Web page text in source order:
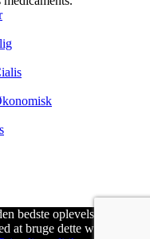
bedste oplevelse på
at bruge dette websted,